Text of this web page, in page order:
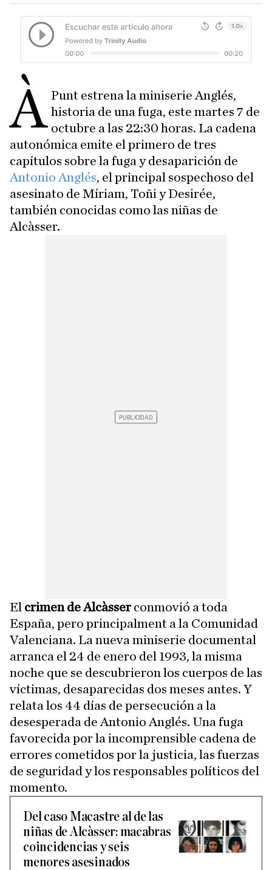
À Punt estrena la miniserie Anglés,
historia de una fuga, este martes 7 de
octubre a las 22:30 horas. La cadena
autonómica emite el primero de tres
capítulos sobre la fuga y desaparición de
Antonio Anglés, el principal sospechoso del
asesinato de Míriam, Toñi y Desirée,
también conocidas como las niñas de
Alcàsser.
El crimen de Alcàsserconmovió a toda
España, pero principalment a la Comunidad
Valenciana. La nueva miniserie documental
arranca el 24 de enero del 1993, la misma
noche que se descubrieron los cuerpos de las
víctimas, desaparecidas dos meses antes. Y
relata los 44 días de persecución a la
desesperada de Antonio Anglés. Una fuga
favorecida por la incomprensible cadena de
errores cometidos por la justicia, las fuerzas
de seguridad y los responsables políticos del
momento.
Del caso Macastre al de las
niñas de Alcàsser: macabras
coincidencias y seis
menores asesinados